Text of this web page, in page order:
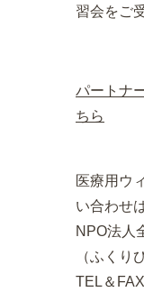
習会をご
パートナ
ちら
医療用ウ
い合わせ
NPO法人
（ふくり
TEL＆